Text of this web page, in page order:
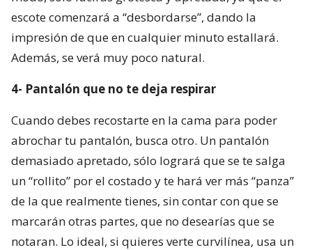
escote comenzará a “desbordarse”, dando la
impresión de que en cualquier minuto estallará.
Además, se verá muy poco natural.
4- Pantalón que no te deja respirar
Cuando debes recostarte en la cama para poder
abrochar tu pantalón, busca otro. Un pantalón
demasiado apretado, sólo logrará que se te salga
un “rollito” por el costado y te hará ver más “panza”
de la que realmente tienes, sin contar con que se
marcarán otras partes, que no desearías que se
notaran. Lo ideal, si quieres verte curvilínea, usa un